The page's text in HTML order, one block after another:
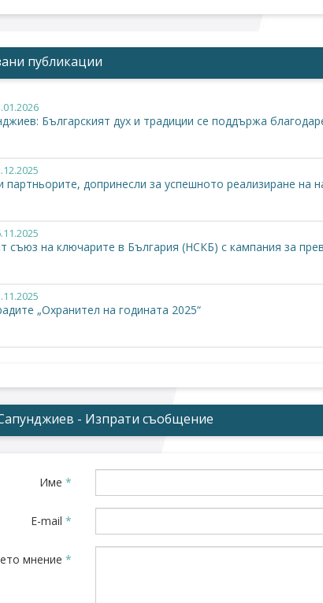
публикации
Българският дух и традиции се поддържа
партньорите, допринесли за успешното реализиране на
съюз на ключарите в България (НСКБ) с кампания за
„Охранител на годината 2025“
- Изпрати съобщение
Име *
E-mail *
мнение *